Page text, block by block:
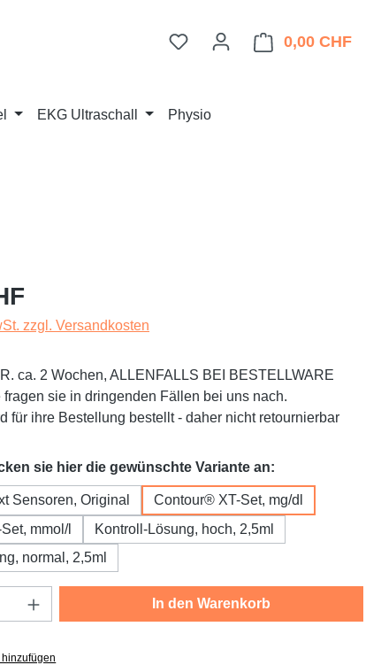
Du hast 0 Produkte auf dem
0,00 CHF
EKG Ultraschall Physio
zzgl. Versandkosten
ca. 2 Wochen, ALLENFALLS BEI BESTELLWARE
fragen sie in dringenden Fällen bei uns nach.
für ihre Bestellung bestellt - daher nicht retournierbar
sie hier die gewünschte Variante an:
Sensoren, Original
Contour® XT-Set, mg/dl
mmol/l
Kontroll-Lösung, hoch, 2,5ml
normal, 2,5ml
Gib den gewünschten Wert ein
In den Warenkorb